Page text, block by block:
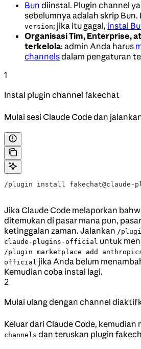
Bun diinstal. Plugin channel
sebelumnya adalah skrip Bun.
version; jika itu gagal, instal
Organisasi Tim, Enterprise,
terkelola: admin Anda harus
channelsdalam pengaturan
1
Instal plugin channel fakechat
Mulai sesi Claude Code dan
/plugin install
Jika Claude Code melaporkan
ditemukan di pasar mana pun,
ketinggalan zaman. Jalankan /
claude-plugins-official untuk
/plugin marketplace add
official jika Anda belum
Kemudian coba instal lagi.
2
Mulai ulang dengan channel
Keluar dari Claude Code, kemudian
channels dan teruskan plugin